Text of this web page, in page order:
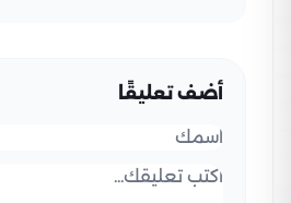
أضف تعليقًا